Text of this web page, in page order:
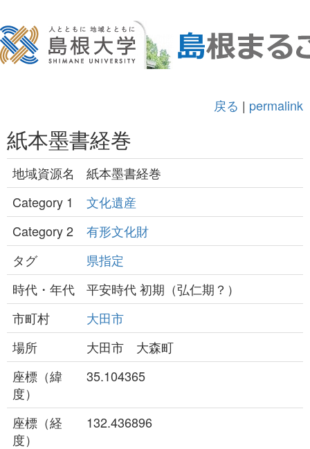
戻る | permalink
紙本墨書経巻
地域資源名
紙本墨書経巻
Category 1
文化遺産
Category 2
有形文化財
タグ
県指定
時代・年代
平安時代 初期（弘仁期？）
市町村
大田市
場所
大田市 大森町
座標（緯
度）
35.104365
座標（経
度）
132.436896